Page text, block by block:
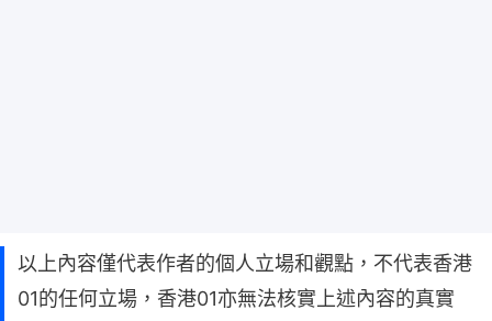
以上內容僅代表作者的個人立場和觀點，不代表香港
01的任何立場，香港01亦無法核實上述內容的真實